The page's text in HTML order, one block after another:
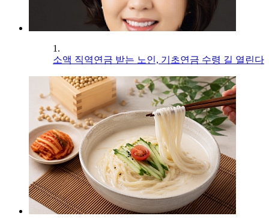
1.
소액 직역연금 받는 노인, 기초연금 수령 길 열린다